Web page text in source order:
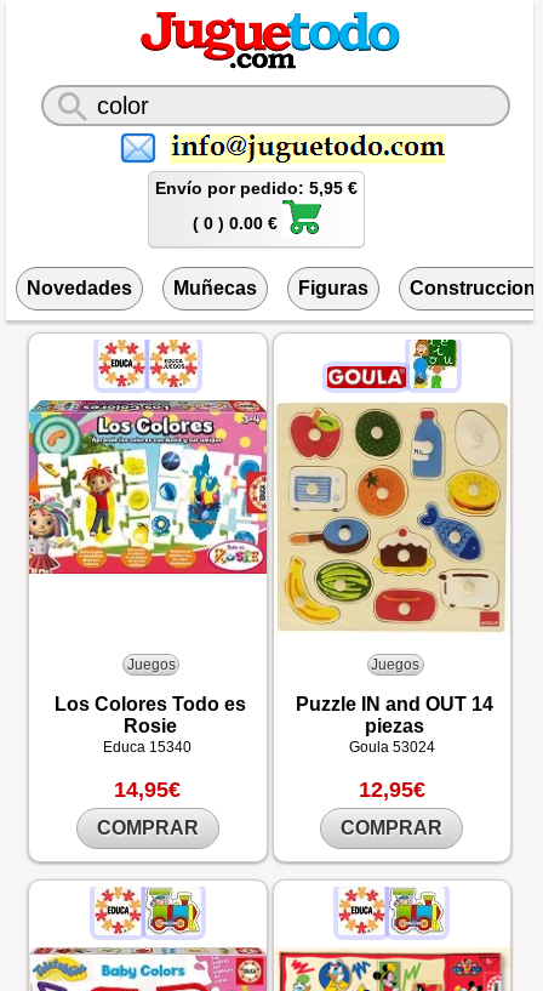
Envío por pedido: 5,95 €
( 0 ) 0.00 €
Novedades Muñecas Figuras
Juegos
Los Colores Todo es
Rosie
Educa 15340
14,95€
COMPRAR
Juegos
Puzzle IN and OUT 14
piezas
Goula 53024
12,95€
COMPRAR